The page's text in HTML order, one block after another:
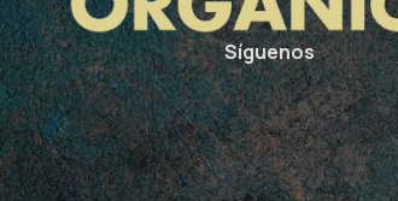
Síguenos